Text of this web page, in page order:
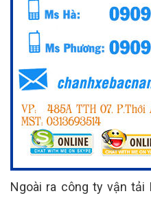
Ngoài ra công ty vận